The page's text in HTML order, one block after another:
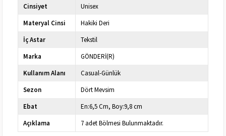
Cinsiyet
Unisex
Materyal Cinsi
Hakiki Deri
İç Astar
Tekstil
Marka
GÖNDERİ(R)
Kullanım Alanı
Casual-Günlük
Sezon
Dört Mevsim
Ebat
En:6,5 Cm, Boy:9,8 cm
Açıklama
7 adet Bölmesi Bulunmaktadır.